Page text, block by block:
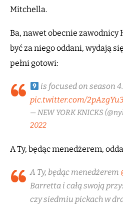
Mitchella.
Ba, nawet obecnie
być za niego oddani, wydają
pełni gotowi:
is focused on season 4.
pic.twitter.com/
— NEW YORK KNICKS
2022
A Ty, będąc menedżerem,
A Ty, będąc menedżerem
Barretta i całą swoją
czy siedmiu pickach w